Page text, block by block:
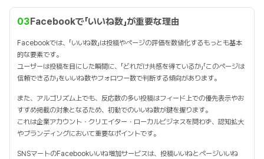
03 Facebookで「いいね数」が重要な理由
Facebookでは、「いいね数」は投稿やページの評価を数値化するもっとも基本
的な要素です。
ユーザーは投稿を目にした瞬間に、「どれだけ共感を得ているか」「このページは
信頼できるか」をいいね数やフォロワー数で判断する傾向があります。
また、アルゴリズム上でも、反応数の多い投稿はフィード上での優先表示やお
すすめ掲載の対象となるため、初動でのいいね数が鍵を握ります。
これは企業アカウント・クリエイター・ローカルビジネスを問わず、認知拡大
やブランディングにおいて重要なポイントです。
SNSマートのFacebookいいね増加サービスは、投稿いいねとページいいね